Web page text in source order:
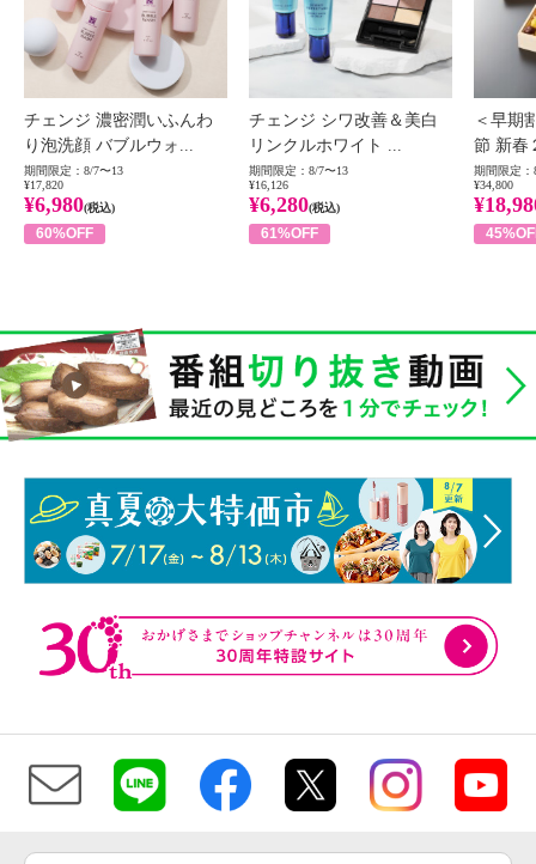
チェンジ 濃密潤いふんわ
り泡洗顔 バブルウォ...
期間限定：8/7〜13
¥17,820
¥6,980(税込)
60%OFF
チェンジ シワ改善＆美白
リンクルホワイト ...
期間限定：8/7〜13
¥16,126
¥6,280(税込)
61%OFF
＜早期
節 新春
期間限定：
¥34,800